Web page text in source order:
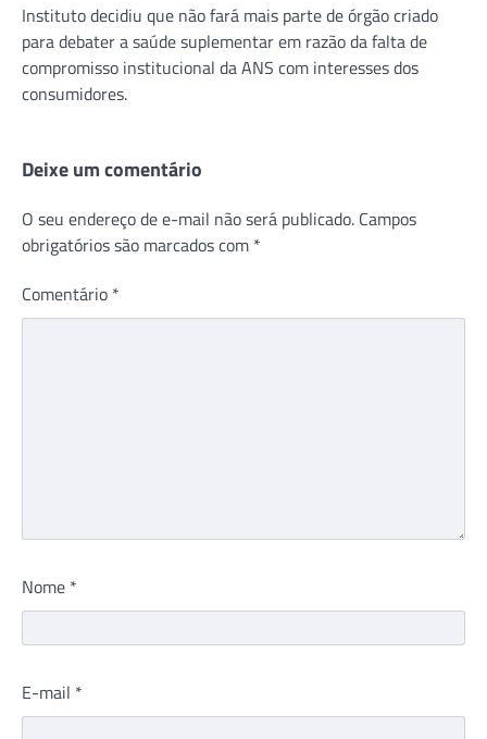
Instituto decidiu que não fará mais parte de órgão criado
para debater a saúde suplementar em razão da falta de
compromisso institucional da ANS com interesses dos
consumidores.
Deixe um comentário
O seu endereço de e-mail não será publicado. Campos
obrigatórios são marcados com *
Comentário *
Nome *
E-mail *